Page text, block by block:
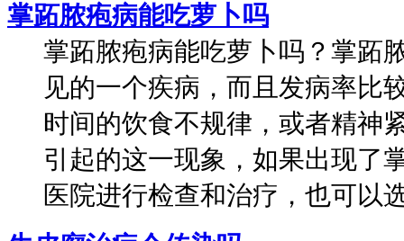
掌跖脓疱病能吃萝卜吗
掌跖脓疱病能吃萝卜吗？掌跖
见的一个疾病，而且发病率比
时间的饮食不规律，或者精神
引起的这一现象，如果出现了
医院进行检查和治疗，也可以